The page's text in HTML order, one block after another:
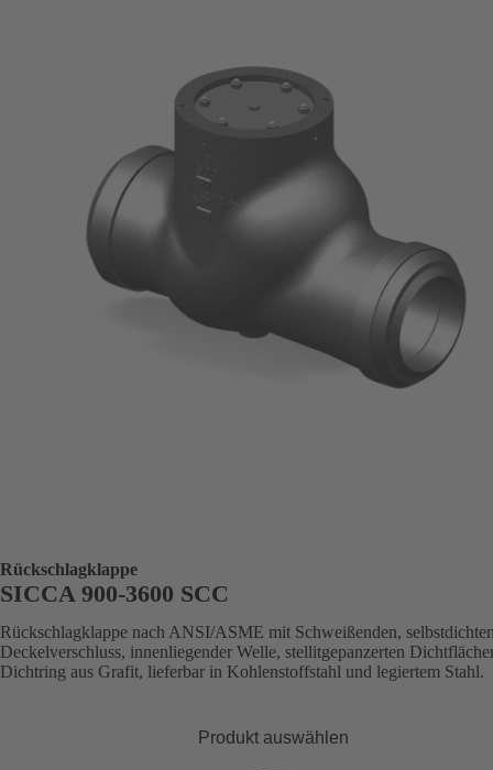
Rückschlagklappe
SICCA 900-3600 SCC
Rückschlagklappe nach ANSI/ASME mit Schweißenden,
Deckelverschluss, innenliegender Welle, stellitgepanzerten
Dichtring aus Grafit, lieferbar in Kohlenstoffstahl und legiertem Stahl.
Produkt auswählen